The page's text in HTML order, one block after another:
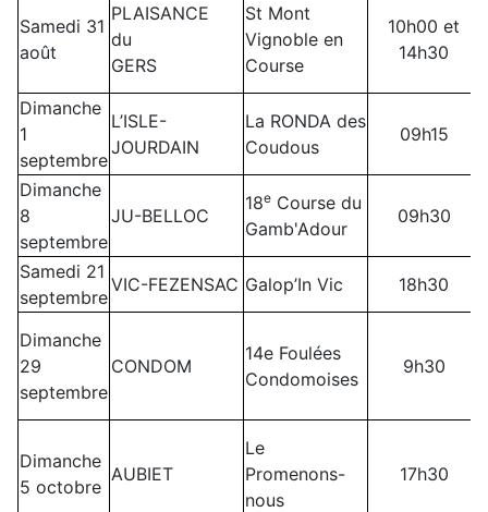
Samedi 31
août
PLAISANCE
du
GERS
St Mont
Vignoble en
Course
10h00 et
14h30
Dimanche
1
septembre
L’ISLE-
JOURDAIN
La RONDA des
Coudous
09h15
Dimanche
8
septembre
JU-BELLOC
18e Course du
Gamb'Adour
09h30
Samedi 21
septembre
VIC-FEZENSAC Galop’In Vic 18h30
Dimanche
29
septembre
CONDOM
14e Foulées
Condomoises
9h30
Dimanche
5 octobre
AUBIET
Le
Promenons-
nous
17h30